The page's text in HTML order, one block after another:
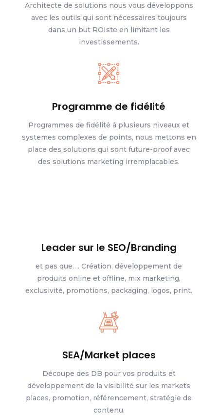
Architecte de solutions nous vous développons
avec les outils qui sont nécessaires toujours
dans un but ROIste en limitant les
investissements.
Programme de fidélité
Programmes de fidélité á plusieurs niveaux et
systemes complexes de points, nous mettons en
place des solutions qui sont future-proof avec
des solutions marketing irremplacables.
Leader sur le SEO/Branding
et pas que…. Création, développement de
produits online et offline, mix marketing,
exclusivité, promotions, packaging, logos, print.
SEA/Market places
Découpe des DB pour vos produits et
développement de la visibilité sur les markets
places, promotion, référencement, stratégie de
contenu.